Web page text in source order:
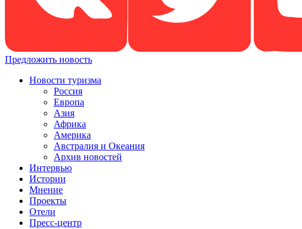
Предложить новость
Новости туризма
Россия
Европа
Азия
Африка
Америка
Австралия и Океания
Архив новостей
Интервью
Истории
Мнение
Проекты
Отели
Пресс-центр